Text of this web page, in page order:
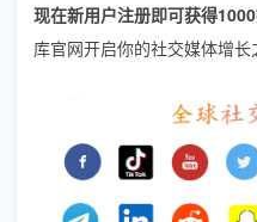
现在新用户注册即可获得1000
库官网开启你的社交媒体增长